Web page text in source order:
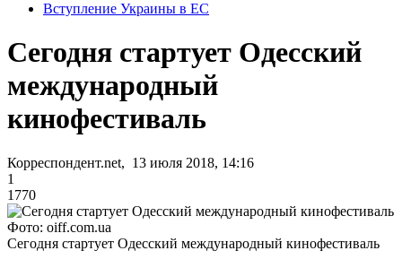
Вступление Украины в ЕС
Сегодня стартует Одесский
международный
кинофестиваль
Корреспондент.net, 13 июля 2018, 14:16
1
1770
Фото: oiff.com.ua
Сегодня стартует Одесский международный кинофестиваль